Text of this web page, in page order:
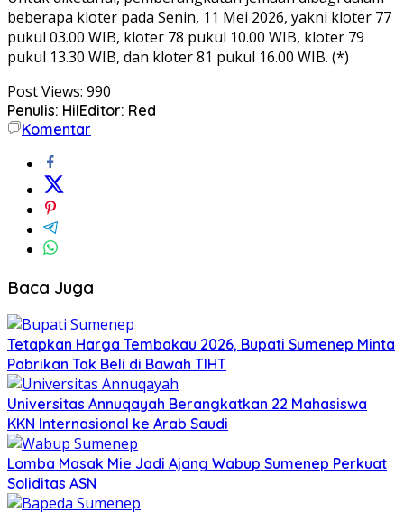
beberapa kloter pada Senin, 11 Mei 2026, yakni kloter 77
pukul 03.00 WIB, kloter 78 pukul 10.00 WIB, kloter 79
pukul 13.30 WIB, dan kloter 81 pukul 16.00 WIB. (*)
Post Views: 990
Penulis: HilEditor: Red
Komentar
Baca Juga
Tetapkan Harga Tembakau 2026, Bupati Sumenep Minta
Pabrikan Tak Beli di Bawah TIHT
Universitas Annuqayah Berangkatkan 22 Mahasiswa
KKN Internasional ke Arab Saudi
Lomba Masak Mie Jadi Ajang Wabup Sumenep Perkuat
Soliditas ASN